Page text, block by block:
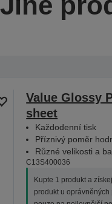
Value Glossy
sheet
Každodenní tisk
Příznivý poměr
Různé velikosti a
C13S400036
Kupte 1 produkt a
produkt u